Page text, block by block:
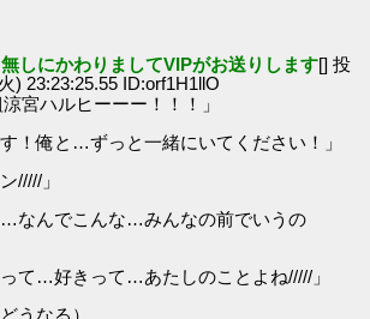
しにかわりましてVIPがお送りします[] 投
) 23:23:25.55 ID:orf1H1llO
宮ハルヒーーー！！！」
！俺と…ずっと一緒にいてください！」
/////」
なんでこんな…みんなの前でいうの
て…好きって…あたしのことよね/////」
うなる）